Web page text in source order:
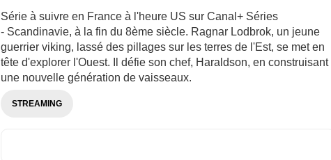
Série à suivre en France à l'heure US sur Canal+ Séries
- Scandinavie, à la fin du 8ème siècle. Ragnar Lodbrok, un jeune
guerrier viking, lassé des pillages sur les terres de l'Est, se met en
tête d'explorer l'Ouest. Il défie son chef, Haraldson, en construisant
une nouvelle génération de vaisseaux.
STREAMING